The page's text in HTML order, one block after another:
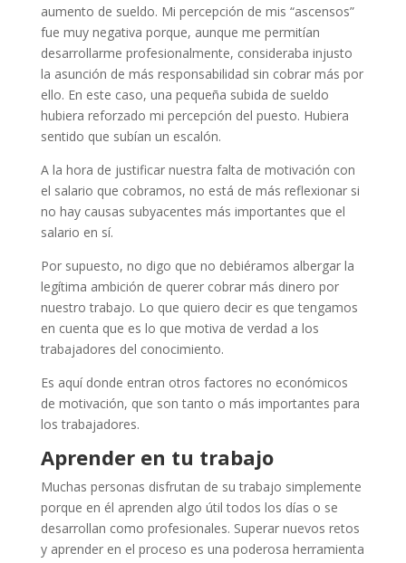
aumento de sueldo. Mi percepción de mis “ascensos”
fue muy negativa porque, aunque me permitían
desarrollarme profesionalmente, consideraba injusto
la asunción de más responsabilidad sin cobrar más por
ello. En este caso, una pequeña subida de sueldo
hubiera reforzado mi percepción del puesto. Hubiera
sentido que subían un escalón.
A la hora de justificar nuestra falta de motivación con
el salario que cobramos, no está de más reflexionar si
no hay causas subyacentes más importantes que el
salario en sí.
Por supuesto, no digo que no debiéramos albergar la
legítima ambición de querer cobrar más dinero por
nuestro trabajo. Lo que quiero decir es que tengamos
en cuenta que es lo que motiva de verdad a los
trabajadores del conocimiento.
Es aquí donde entran otros factores no económicos
de motivación, que son tanto o más importantes para
los trabajadores.
Aprender en tu trabajo
Muchas personas disfrutan de su trabajo simplemente
porque en él aprenden algo útil todos los días o se
desarrollan como profesionales. Superar nuevos retos
y aprender en el proceso es una poderosa herramienta